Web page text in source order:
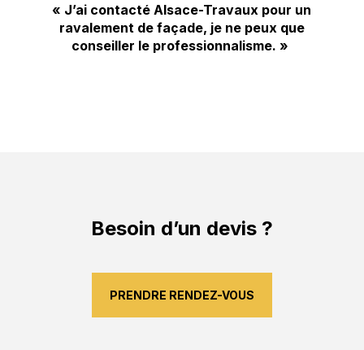
« J’ai contacté Alsace-Travaux pour un
ravalement de façade, je ne peux que
conseiller le professionnalisme. »
Besoin d’un devis ?
PRENDRE RENDEZ-VOUS